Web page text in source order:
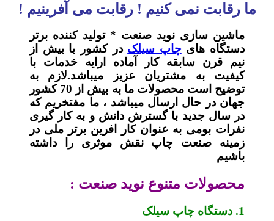
ما رقابت نمی کنیم ! رقابت می آفرینیم !
ماشین سازی نوید صنعت * تولید کننده برتر
دستگاه هایچاپ سیلک در کشور با بیش از
نیم قرن سابقه کار آماده ارایه خدمات با
کیفیت به مشتریان عزیز میباشد.لازم به
توضیح است محصولات ما به بیش از 70 کشور
جهان در حال ارسال میباشد ، ما مفتخریم که
در سال جدید با گسترش دانش و به کار گیری
نفرات بومی به عنوان کار افرین برتر ملی در
زمینه صنعت چاپ نقش موثری را داشته
باشیم
محصولات متنوع نوید صنعت :
1. دستگاه چاپ سیلک